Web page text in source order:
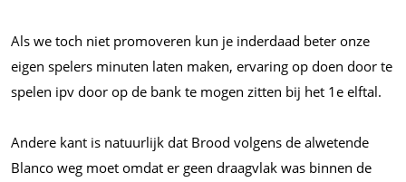
Als we toch niet promoveren kun je inderdaad beter onze
eigen spelers minuten laten maken, ervaring op doen door te
spelen ipv door op de bank te mogen zitten bij het 1e elftal.
Andere kant is natuurlijk dat Brood volgens de alwetende
Blanco weg moet omdat er geen draagvlak was binnen de